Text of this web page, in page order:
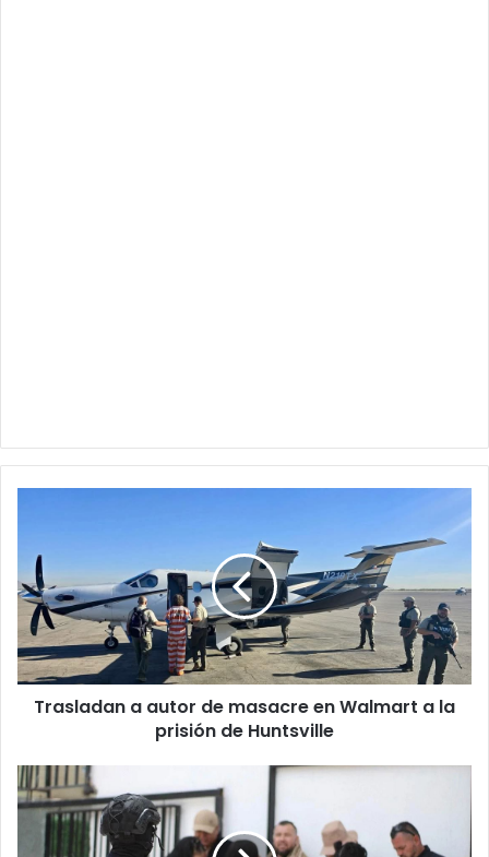
masacre
en
Walmart
a
la
prisión
Trasladan a autor de masacre en Walmart a la
prisión de Huntsville
Capturan
a
prófugos